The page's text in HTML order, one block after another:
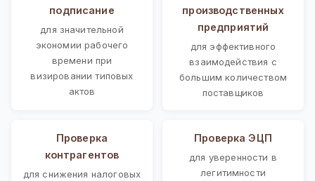
подписание
для значительной
экономии рабочего
времени при
визировании типовых
актов
производственных
предприятий
для эффективного
взаимодействия с
большим количеством
поставщиков
Проверка
контрагентов
для снижения налоговых
Проверка ЭЦП
для уверенности в
легитимности